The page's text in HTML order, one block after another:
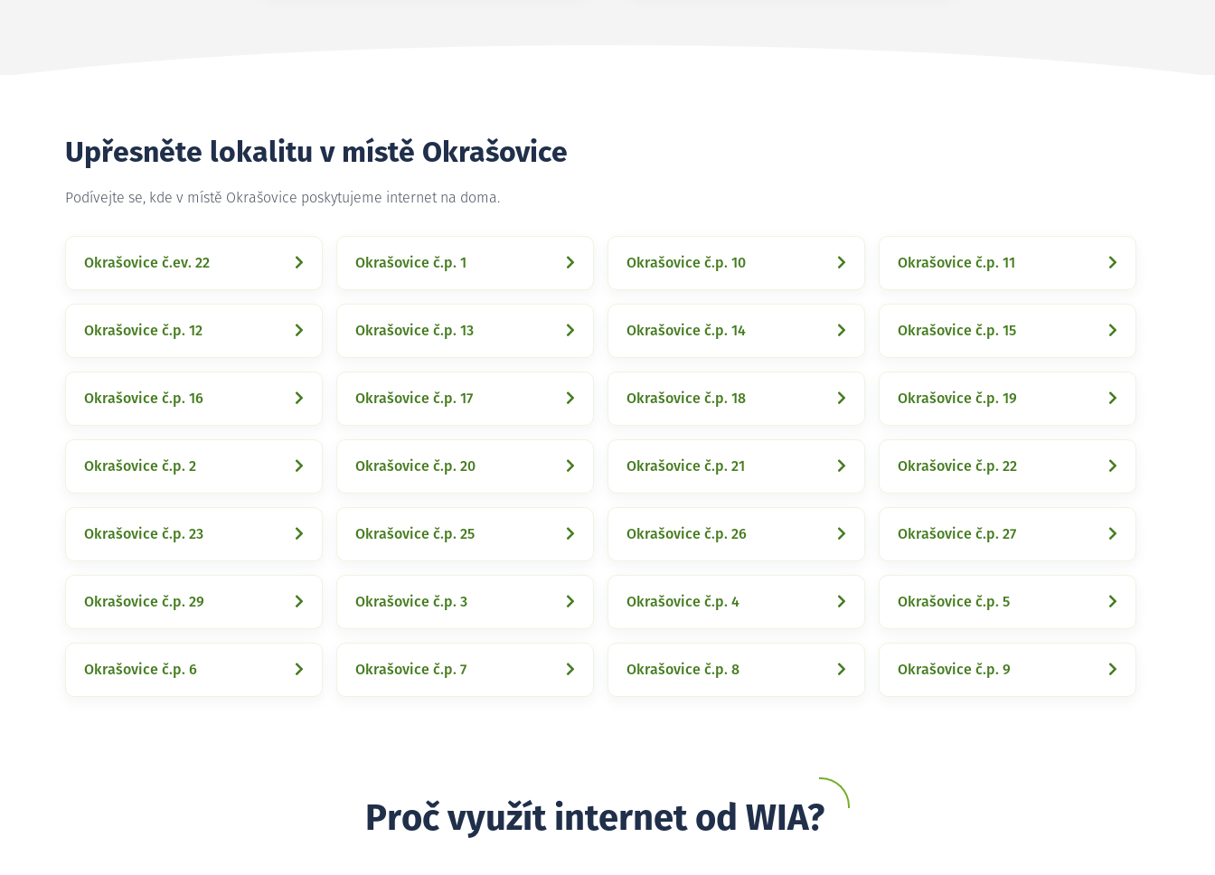
Upřesněte lokalitu v místě Okrašovice
Podívejte se, kde v místě Okrašovice poskytujeme internet na doma.
Okrašovice č.ev. 22 Okrašovice č.p. 1 Okrašovice č.p. 10 Okrašovice č.p. 11
Okrašovice č.p. 12 Okrašovice č.p. 13 Okrašovice č.p. 14 Okrašovice č.p. 15
Okrašovice č.p. 16 Okrašovice č.p. 17 Okrašovice č.p. 18 Okrašovice č.p. 19
Okrašovice č.p. 2 Okrašovice č.p. 20 Okrašovice č.p. 21 Okrašovice č.p. 22
Okrašovice č.p. 23 Okrašovice č.p. 25 Okrašovice č.p. 26 Okrašovice č.p. 27
Okrašovice č.p. 29 Okrašovice č.p. 3 Okrašovice č.p. 4 Okrašovice č.p. 5
Okrašovice č.p. 6 Okrašovice č.p. 7 Okrašovice č.p. 8 Okrašovice č.p. 9
Proč využít internet od WIA?